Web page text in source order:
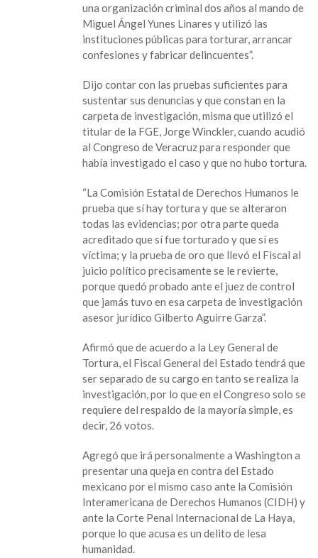
una organización criminal dos años al mando de
Miguel Ángel Yunes Linares y utilizó las
instituciones públicas para torturar, arrancar
confesiones y fabricar delincuentes”.
Dijo contar con las pruebas suficientes para
sustentar sus denuncias y que constan en la
carpeta de investigación, misma que utilizó el
titular de la FGE, Jorge Winckler, cuando acudió
al Congreso de Veracruz para responder que
había investigado el caso y que no hubo tortura.
“La Comisión Estatal de Derechos Humanos le
prueba que sí hay tortura y que se alteraron
todas las evidencias; por otra parte queda
acreditado que sí fue torturado y que sí es
víctima; y la prueba de oro que llevó el Fiscal al
juicio político precisamente se le revierte,
porque quedó probado ante el juez de control
que jamás tuvo en esa carpeta de investigación
asesor jurídico Gilberto Aguirre Garza”.
Afirmó que de acuerdo a la Ley General de
Tortura, el Fiscal General del Estado tendrá que
ser separado de su cargo en tanto se realiza la
investigación, por lo que en el Congreso solo se
requiere del respaldo de la mayoría simple, es
decir, 26 votos.
Agregó que irá personalmente a Washington a
presentar una queja en contra del Estado
mexicano por el mismo caso ante la Comisión
Interamericana de Derechos Humanos (CIDH) y
ante la Corte Penal Internacional de La Haya,
porque lo que acusa es un delito de lesa
humanidad.